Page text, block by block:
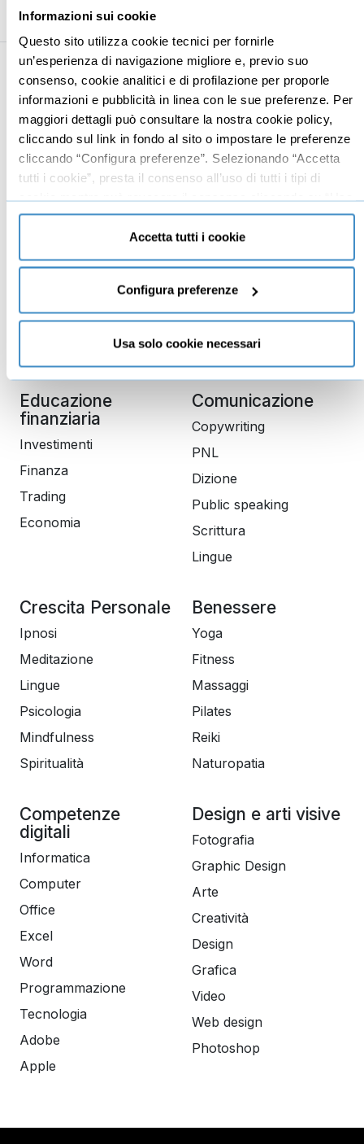
Informazioni sui cookie
Questo sito utilizza cookie tecnici per fornirle
un’esperienza di navigazione migliore e, previo suo
consenso, cookie analitici e di profilazione per proporle
informazioni e pubblicità in linea con le sue preferenze. Per
maggiori dettagli può consultare la nostra cookie policy,
cliccando sul link in fondo al sito o impostare le preferenze
cliccando “Configura preferenze”. Selezionando “Accetta
tutti i cookie”, presta il consenso all’uso di tutti i tipi di
cookie mentre può revocare il consenso cliccando su “Usa
solo cookie necessari” e saranno attivati i soli cookie
tecnici necessari al corretto funzionamento del sito.
Accetta tutti i cookie
Configura preferenze
Usa solo cookie necessari
Business
Mindset imprenditoriale
Imprenditoria
Risorse Umane
Branding
Business management
Produttività
Gestione aziendale
Digital marketing
Seo
Social media manager
E-commerce
Data analyst
Educazione
finanziaria
Investimenti
Finanza
Trading
Economia
Comunicazione
Copywriting
PNL
Dizione
Public speaking
Scrittura
Lingue
Crescita Personale
Ipnosi
Meditazione
Lingue
Psicologia
Mindfulness
Spiritualità
Benessere
Yoga
Fitness
Massaggi
Pilates
Reiki
Naturopatia
Competenze
digitali
Informatica
Computer
Office
Excel
Word
Programmazione
Tecnologia
Adobe
Apple
Design e arti visive
Fotografia
Graphic Design
Arte
Creatività
Design
Grafica
Video
Web design
Photoshop